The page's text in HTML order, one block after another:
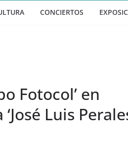
CONCIERTOS
Fotocol’ en
Luis